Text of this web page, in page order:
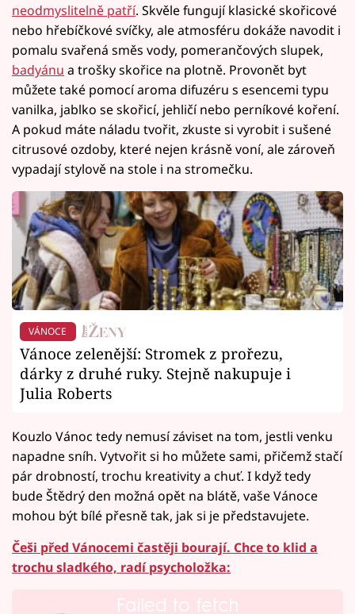
neodmyslitelně patří. Skvěle fungují klasické skořicové
nebo hřebíčkové svíčky, ale atmosféru dokáže navodit i
pomalu svařená směs vody, pomerančových slupek,
badyánu a trošky skořice na plotně. Provonět byt
můžete také pomocí aroma difuzéru s esencemi typu
vanilka, jablko se skořicí, jehličí nebo perníkové koření.
A pokud máte náladu tvořit, zkuste si vyrobit i sušené
citrusové ozdoby, které nejen krásně voní, ale zároveň
vypadají stylově na stole i na stromečku.
VÁNOCE
Vánoce zelenější: Stromek z prořezu,
dárky z druhé ruky. Stejně nakupuje i
Julia Roberts
Kouzlo Vánoc tedy nemusí záviset na tom, jestli venku
napadne sníh. Vytvořit si ho můžete sami, přičemž stačí
pár drobností, trochu kreativity a chuť. I když tedy
bude Štědrý den možná opět na blátě, vaše Vánoce
mohou být bílé přesně tak, jak si je představujete.
Češi před Vánocemi častěji bourají. Chce to klid a
trochu sladkého, radí psycholožka:
Failed to fetch